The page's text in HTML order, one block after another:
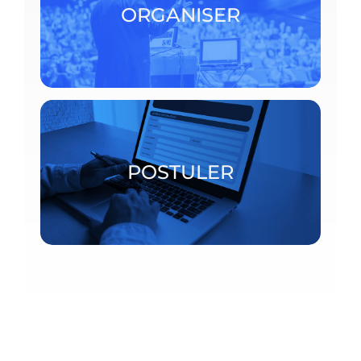
ORGANISER
ORGANISER
POSTULER
Bourses postdoctorales et chercheurs invités
POSTULER